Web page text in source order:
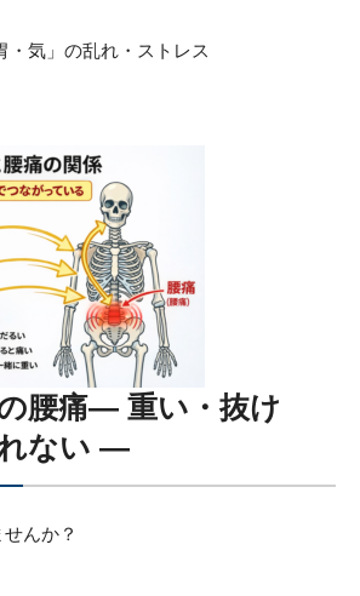
気」の乱れ・ストレス
腰痛― 重い・抜け
ない ―
んか？